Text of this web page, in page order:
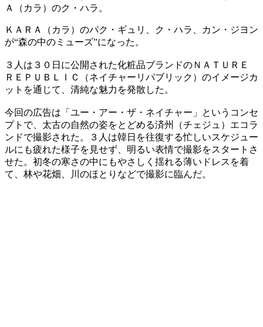
Ａ（カラ）のク・ハラ。
ＫＡＲＡ（カラ）のパク・ギュリ、ク・ハラ、カン・ジヨン
が“森の中のミューズ”になった。
３人は３０日に公開された化粧品ブランドのＮＡＴＵＲＥ
ＲＥＰＵＢＬＩＣ（ネイチャーリパブリック）のイメージカ
ットを通じて、清純な魅力を発散した。
今回の広告は「ユー・アー・ザ・ネイチャー」というコンセ
プトで、太古の自然の姿をとどめる済州（チェジュ）エコラ
ンドで撮影された。３人は韓日を往復する忙しいスケジュー
ルにも疲れた様子を見せず、明るい表情で撮影をスタートさ
せた。初冬の寒さの中にもやさしく揺れる薄いドレスを着
て、林や花畑、川のほとりなどで撮影に臨んだ。